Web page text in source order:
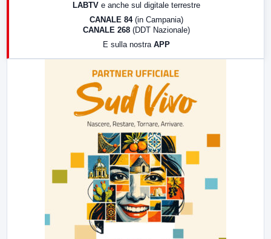
LABTV e anche sul digitale terrestre
CANALE 84 (in Campania)
CANALE 268 (DDT Nazionale)
E sulla nostra APP